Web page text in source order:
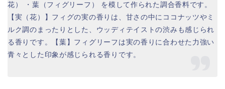
花） ・葉（フィグリーフ） を模して作られた調合香料です。
【実（花）】フィグの実の香りは、甘さの中にココナッツやミ
ルク調のまったりとした、ウッディテイストの渋みも感じられ
る香りです。【葉】フィグリーフは実の香りに合わせた力強い
青々とした印象が感じられる香りです。